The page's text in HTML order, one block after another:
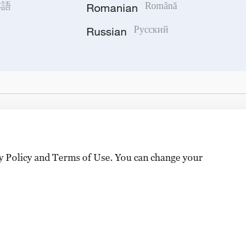
語 Romanian Română
Russian Русский
China. 100040
and Terms of Use. You can change your